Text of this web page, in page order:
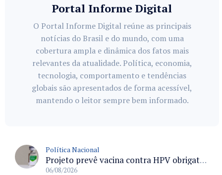
Portal Informe Digital
O Portal Informe Digital reúne as principais
notícias do Brasil e do mundo, com uma
cobertura ampla e dinâmica dos fatos mais
relevantes da atualidade. Política, economia,
tecnologia, comportamento e tendências
globais são apresentados de forma acessível,
mantendo o leitor sempre bem informado.
Política Nacional
Projeto prevê vacina contra HPV obrigatória e testes moleculares para rastreamento do câncer do colo do útero
06/08/2026